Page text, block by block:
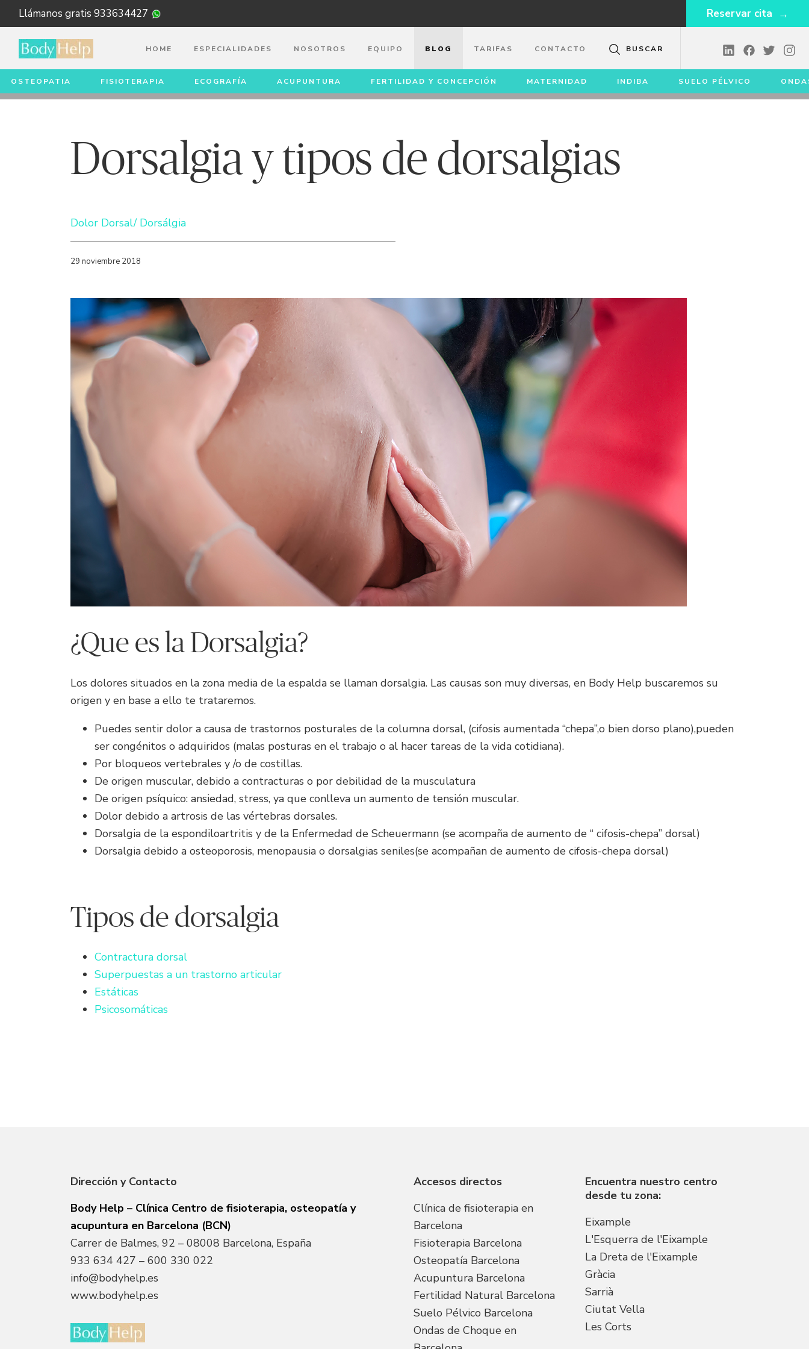
Llámanos gratis 933634427 Reservar cita
HOME ESPECIALIDADES NOSOTROS EQUIPO BLOG TARIFAS CONTACTO BUSCAR
OSTEOPATIA FISIOTERAPIA ECOGRAFÍA ACUPUNTURA FERTILIDAD Y CONCEPCIÓN MATERNIDAD INDIBA SUELO PÉLVICO
BLOG DORSALGIA Y TIPOS DE DORSALGIAS
Dorsalgia y tipos de dorsalgias
Dolor Dorsal/ Dorsálgia
29 noviembre 2018
¿Que es la Dorsalgia?
Los dolores situados en la zona media de la espalda se llaman dorsalgia. Las causas son muy diversas, en Body Help buscaremos su
origen y en base a ello te trataremos.
Puedes sentir dolor a causa de trastornos posturales de la columna dorsal, (cifosis aumentada “chepa”,o bien dorso plano),pueden
ser congénitos o adquiridos (malas posturas en el trabajo o al hacer tareas de la vida cotidiana).
Por bloqueos vertebrales y /o de costillas.
De origen muscular, debido a contracturas o por debilidad de la musculatura
De origen psíquico: ansiedad, stress, ya que conlleva un aumento de tensión muscular.
Dolor debido a artrosis de las vértebras dorsales.
Dorsalgia de la espondiloartritis y de la Enfermedad de Scheuermann (se acompaña de aumento de “ cifosis-chepa” dorsal)
Dorsalgia debido a osteoporosis, menopausia o dorsalgias seniles(se acompañan de aumento de cifosis-chepa dorsal)
Tipos de dorsalgia
Contractura dorsal
Superpuestas a un trastorno articular
Estáticas
Psicosomáticas
Dirección y Contacto
Body Help – Clínica Centro de fisioterapia, osteopatía y
acupuntura en Barcelona (BCN)
Carrer de Balmes, 92 – 08008 Barcelona, España
933 634 427 – 600 330 022
info@bodyhelp.es
www.bodyhelp.es
Accesos directos
Clínica de fisioterapia en
Barcelona
Fisioterapia Barcelona
Osteopatía Barcelona
Acupuntura Barcelona
Fertilidad Natural Barcelona
Suelo Pélvico Barcelona
Ondas de Choque en
Encuentra nuestro centro
desde tu zona:
Eixample
L'Esquerra de l'Eixample
La Dreta de l'Eixample
Gràcia
Sarrià
Ciutat Vella
Les Corts